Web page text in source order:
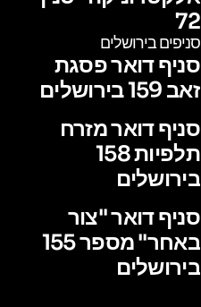
72
סניפים בירושלים
סניף דואר פסגת
זאב 159 בירושלים
סניף דואר מזרח
תלפיות 158
בירושלים
סניף דואר "צור
באחר" מספר 155
בירושלים